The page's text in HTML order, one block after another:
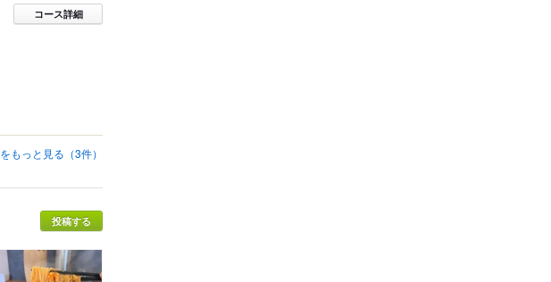
コース詳細
をもっと見る（3件）
投稿する